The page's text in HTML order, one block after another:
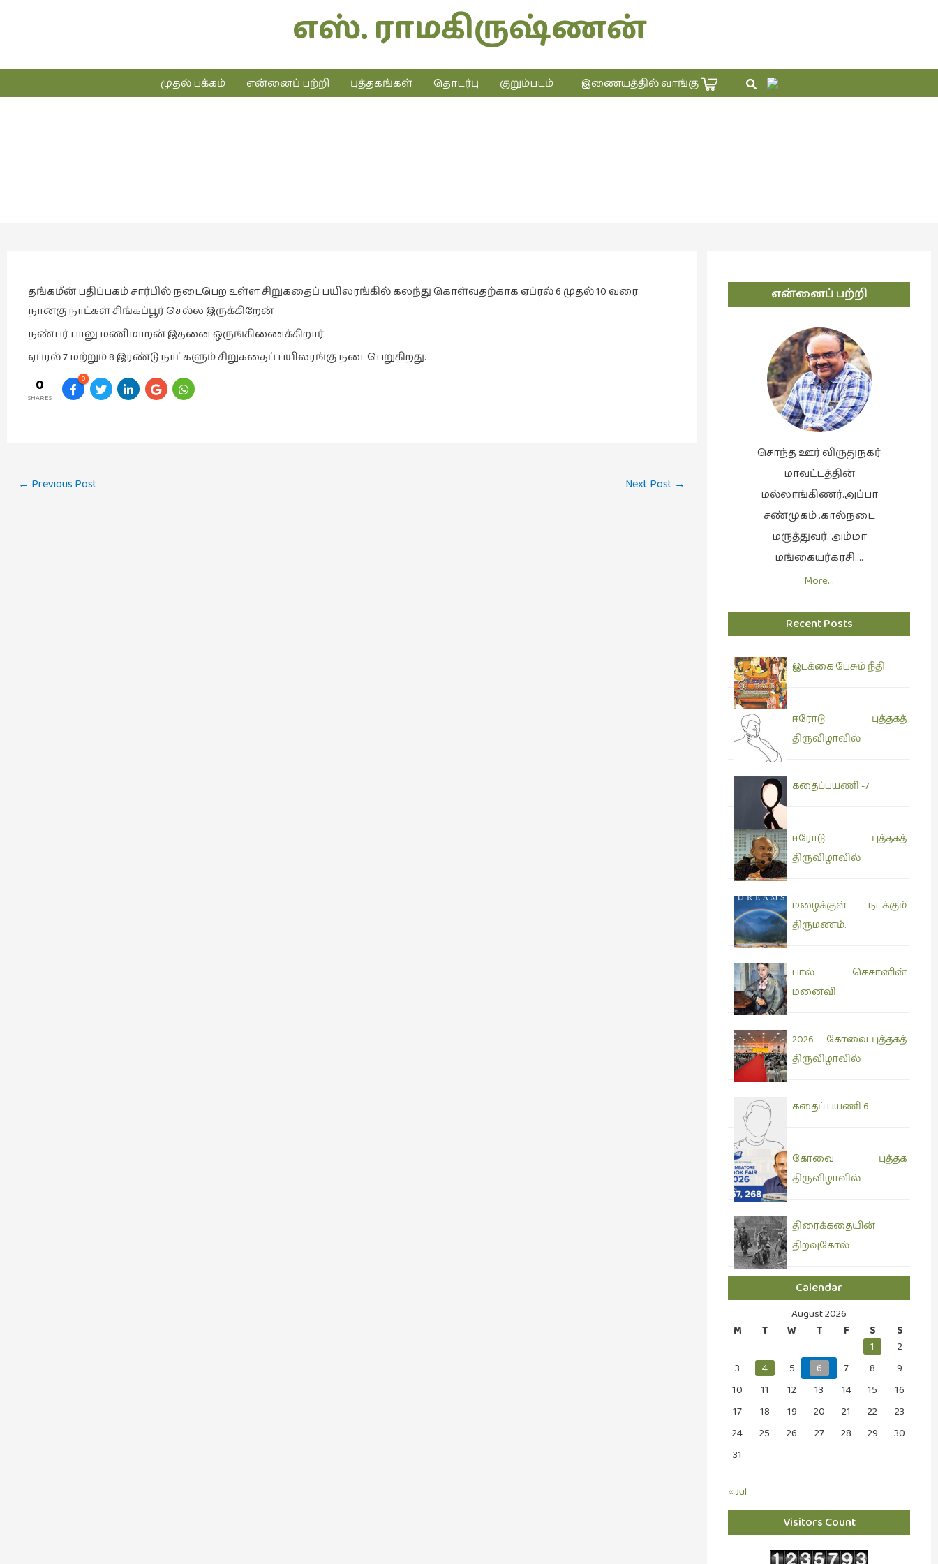
எஸ். ராமகிருஷ்ணன்
முதல் பக்கம் என்னைப் பற்றி புத்தகங்கள் தொடர்பு குறும்படம் இணையத்தில் வாங்கு
தங்கமீன் பதிப்பகம் சார்பில் நடைபெற உள்ள சிறுகதைப் பயிலரங்கில் கலந்து கொள்வதற்காக ஏப்ரல் 6 முதல் 10 வரை
நான்கு நாட்கள் சிங்கப்பூர் செல்ல இருக்கிறேன்
நண்பர் பாலு மணிமாறன் இதனை ஒருங்கிணைக்கிறார்.
ஏப்ரல் 7 மற்றும் 8 இரண்டு நாட்களும் சிறுகதைப் பயிலரங்கு நடைபெறுகிறது.
0
SHARES
0
Post
← Previous Post Next Post →
என்னைப் பற்றி
சொந்த ஊர் விருதுநகர்
மாவட்டத்தின்
மல்லாங்கிணர்.அப்பா
சண்முகம் .கால்நடை
மருத்துவர். அம்மா
மங்கையர்கரசி….
More…
Recent Posts
இடக்கை பேசும் நீதி.
ஈரோடு புத்தகத்
திருவிழாவில்
கதைப்பயணி -7
ஈரோடு புத்தகத்
திருவிழாவில்
மழைக்குள் நடக்கும்
திருமணம்.
பால் செசானின்
மனைவி
2026 – கோவை புத்தகத்
திருவிழாவில்
கதைப் பயணி 6
கோவை புத்தக
திருவிழாவில்
திரைக்கதையின்
திறவுகோல்
Calendar
August 2026
M
T W T F S
S
1
2
3
4 5 6 7 8
9
10
11 12 13 14 15
16
17
18 19 20 21 22
23
24
25 26 27 28 29
30
31
« Jul
Visitors Count